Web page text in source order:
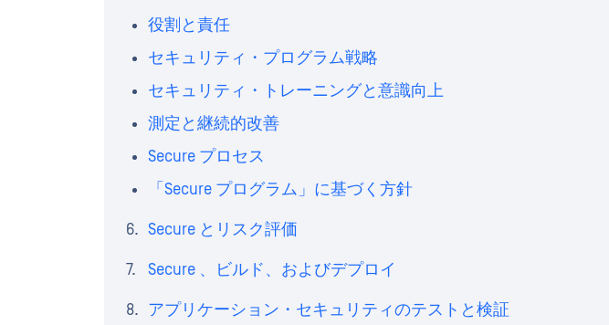
役割と責任
セキュリティ・プログラム戦略
セキュリティ・トレーニングと意識向上
測定と継続的改善
Secure プロセス
「Secure プログラム」に基づく方針
Secure とリスク評価
Secure 、ビルド、およびデプロイ
アプリケーション・セキュリティのテストと検証